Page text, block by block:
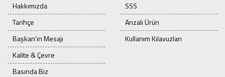
Hakkımızda
Tarihçe
Başkan'ın Mesajı
Kalite & Çevre
Basında Biz
SSS
Arızalı Ürün
Kullanım Kılavuzları